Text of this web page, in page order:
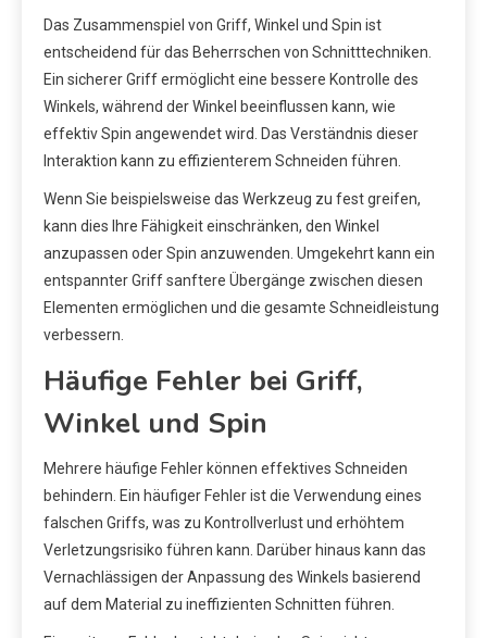
Das Zusammenspiel von Griff, Winkel und Spin ist
entscheidend für das Beherrschen von Schnitttechniken.
Ein sicherer Griff ermöglicht eine bessere Kontrolle des
Winkels, während der Winkel beeinflussen kann, wie
effektiv Spin angewendet wird. Das Verständnis dieser
Interaktion kann zu effizienterem Schneiden führen.
Wenn Sie beispielsweise das Werkzeug zu fest greifen,
kann dies Ihre Fähigkeit einschränken, den Winkel
anzupassen oder Spin anzuwenden. Umgekehrt kann ein
entspannter Griff sanftere Übergänge zwischen diesen
Elementen ermöglichen und die gesamte Schneidleistung
verbessern.
Häufige Fehler bei Griff,
Winkel und Spin
Mehrere häufige Fehler können effektives Schneiden
behindern. Ein häufiger Fehler ist die Verwendung eines
falschen Griffs, was zu Kontrollverlust und erhöhtem
Verletzungsrisiko führen kann. Darüber hinaus kann das
Vernachlässigen der Anpassung des Winkels basierend
auf dem Material zu ineffizienten Schnitten führen.